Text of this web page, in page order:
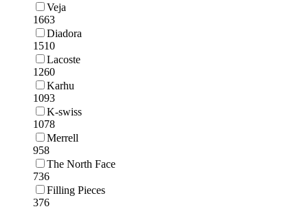
Veja
1663
Diadora
1510
Lacoste
1260
Karhu
1093
K-swiss
1078
Merrell
958
The North Face
736
Filling Pieces
376